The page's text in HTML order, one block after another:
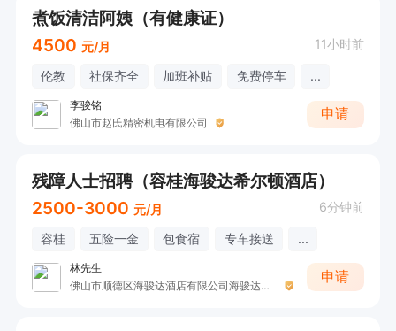
煮饭清洁阿姨（有健康证）
4500 元/月 11小时前
伦教 社保齐全 加班补贴 免费停车 ...
李骏铭
佛山市赵氏精密机电有限公司
申请
残障人士招聘（容桂海骏达希尔顿酒店）
2500-3000 元/月 6分钟前
容桂 五险一金 包食宿 专车接送 ...
林先生
佛山市顺德区海骏达酒店有限公司海骏达广场分公司
申请